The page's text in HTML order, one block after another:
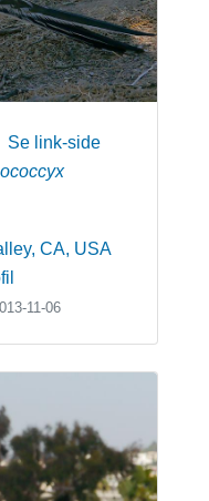
Se link-side
CA, USA
11-06